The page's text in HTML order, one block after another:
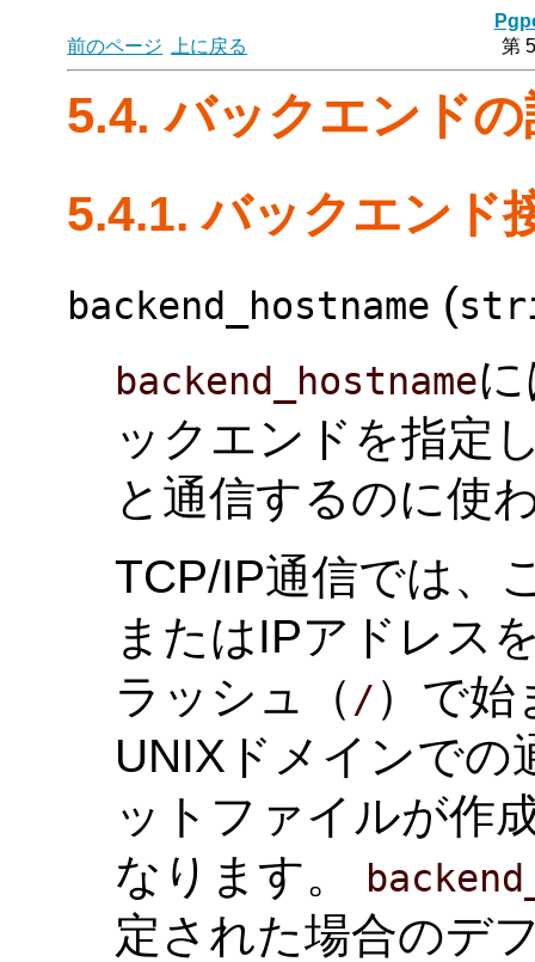
前のページ
上に戻る 第
5.4. バックエンド
5.4.1. バックエンド
backend_hostname (
backend_hostname
ックエンドを指定
と通信するのに使
TCP/IP通信では、
またはIPアドレス
ラッシュ（ / ）で始
UNIXドメインでの
ットファイルが作
なります。
定された場合のデ